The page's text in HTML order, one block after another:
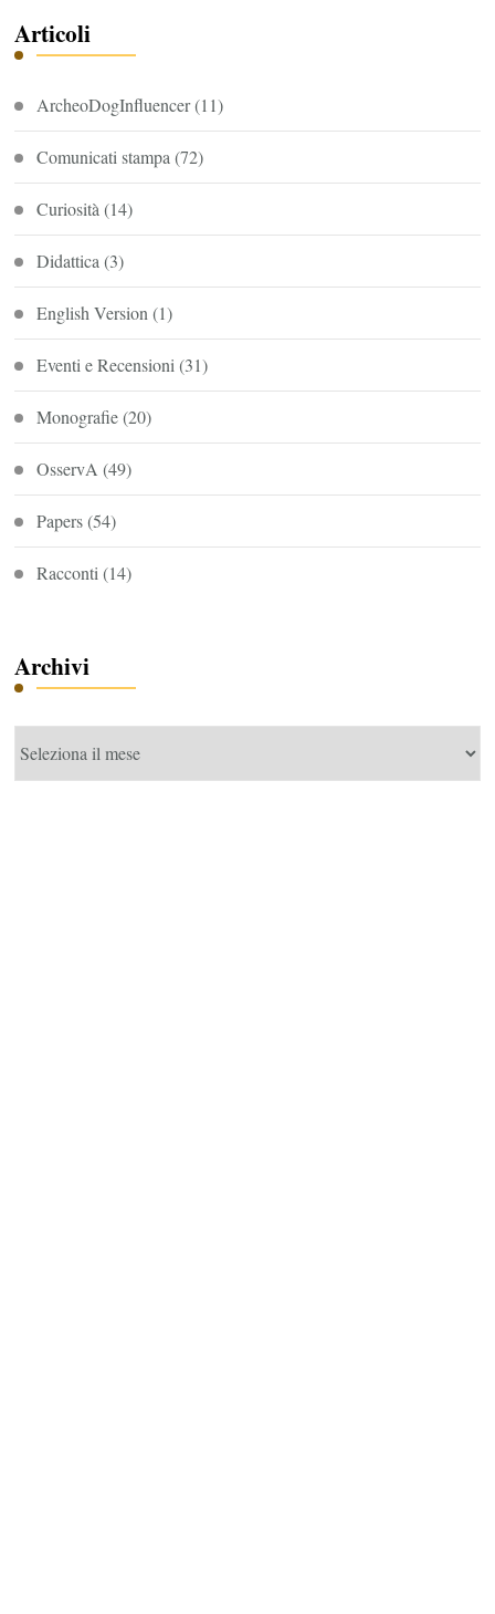
Articoli
ArcheoDogInfluencer(11)
Comunicati stampa (72)
Curiosità (14)
Didattica (3)
English Version (1)
Eventi e Recensioni (31)
Monografie(20)
OsservA (49)
Papers(54)
Racconti (14)
Archivi